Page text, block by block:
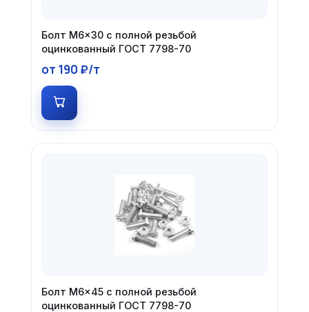
Болт М6×30 с полной резьбой
оцинкованный ГОСТ 7798-70
от 190 ₽/т
Болт М6×45 с полной резьбой
оцинкованный ГОСТ 7798-70